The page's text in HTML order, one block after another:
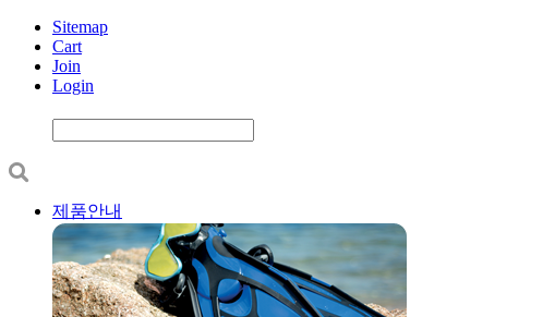
Sitemap
Cart
Join
Login
제품안내